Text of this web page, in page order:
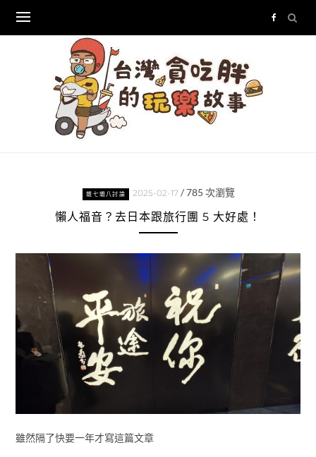
content
雜七雜八討論 2025-02-17 /785 次瀏覽
懶人福音？去日本跟旅行團 5 大好處！
雖然隔了快要一年才寫這篇文章